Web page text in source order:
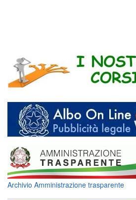
Archivio Amministrazione trasparente